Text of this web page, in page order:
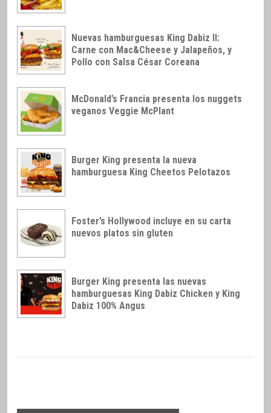
Nuevas hamburguesas King Dabiz II:
Carne con Mac&Cheese y Jalapeños, y
Pollo con Salsa César Coreana
McDonald’s Francia presenta los nuggets
veganos Veggie McPlant
Burger King presenta la nueva
hamburguesa King Cheetos Pelotazos
Foster’s Hollywood incluye en su carta
nuevos platos sin gluten
Burger King presenta las nuevas
hamburguesas King Dabiz Chicken y King
Dabiz 100% Angus